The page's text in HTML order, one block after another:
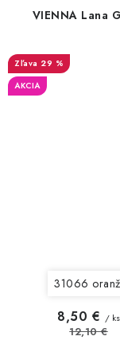
VIENNA Lana
29 %
AKCIA
31066
8,50 € / ks
12,10 €